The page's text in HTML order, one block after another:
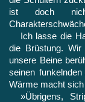
ist doch
Ich lasse die
die Brüstung.
unsere Beine
seinen
Wärme macht
»Übrigens,